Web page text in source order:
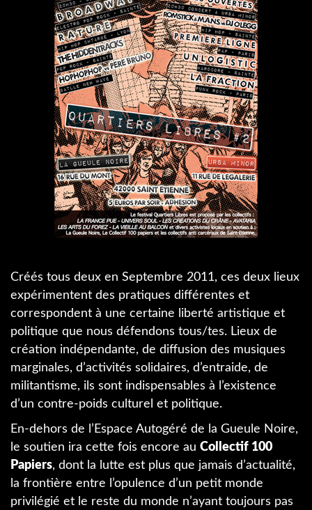
Créés tous deux en Septembre 2011, ces deux lieux
expérimentent des pratiques différentes et
correspondent à une certaine liberté artistique et
politique que nous défendons tous/tes. Lieux de
création indépendante, de diffusion des musiques
marginales, d’activités solidaires, d’entraide, de
militantisme, ils sont indispensables à l’existence
d’un contre-poids culturel et politique.
En-dehors de l’Espace Autogéré de la Gueule Noire,
le soutien ira cette fois encore au Collectif 100
Papiers, dont la lutte est plus que jamais d’actualité,
la frontière entre l’opulence d’un petit monde
privilégié et le reste du monde n’ayant toujours pas